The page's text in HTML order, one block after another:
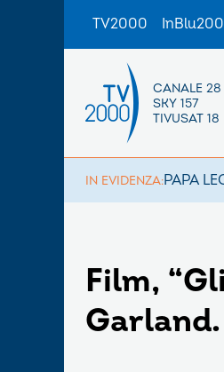
TV2000
CANALE 28
SKY 157
TIVUSAT 18
IN EVIDENZA:PAPA
Film,